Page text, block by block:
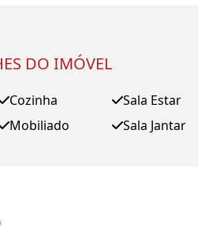
DO IMÓVEL
Cozinha
Mobiliado
Sala Estar
Sala Jantar